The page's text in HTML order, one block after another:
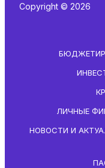
Copyright © 2026
ЛИЧНЫЕ
НОВОСТИ И